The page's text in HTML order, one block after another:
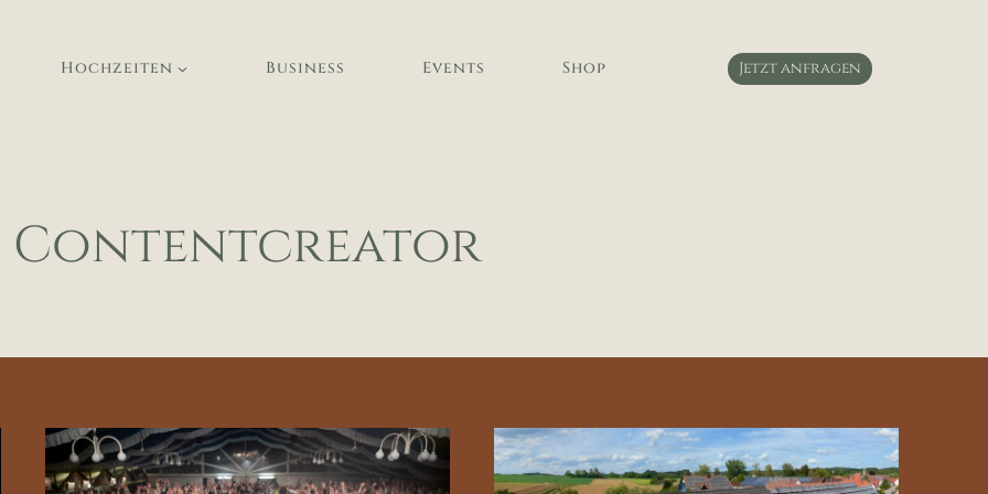
Hochzeiten Business Events Shop Jetzt anfragen
Contentcreator